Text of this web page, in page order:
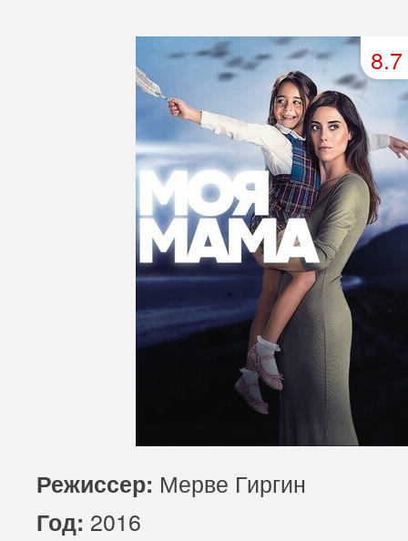
50 серия
51 серия
54 серия
55 серия
58 серия
59 серия
62 серия
63 серия
66 серия
67 серия
70 серия
71 серия
74 серия
75 серия
78 серия
79 серия
82 серия
83 серия
8.7
Режиссер: Мерве Гиргин
Год: 2016